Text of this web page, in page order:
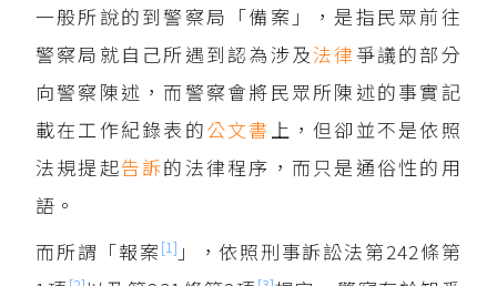
一般所說的到警察局「備案」，是指民眾前往
警察局就自己所遇到認為涉及法律爭議的部分
向警察陳述，而警察會將民眾所陳述的事實記
載在工作紀錄表的公文書 上，但卻並不是依照
法規提起告訴的法律程序，而只是通俗性的用
語。
而所謂「報案 [1] 」，依照刑事訴訟法第242條第